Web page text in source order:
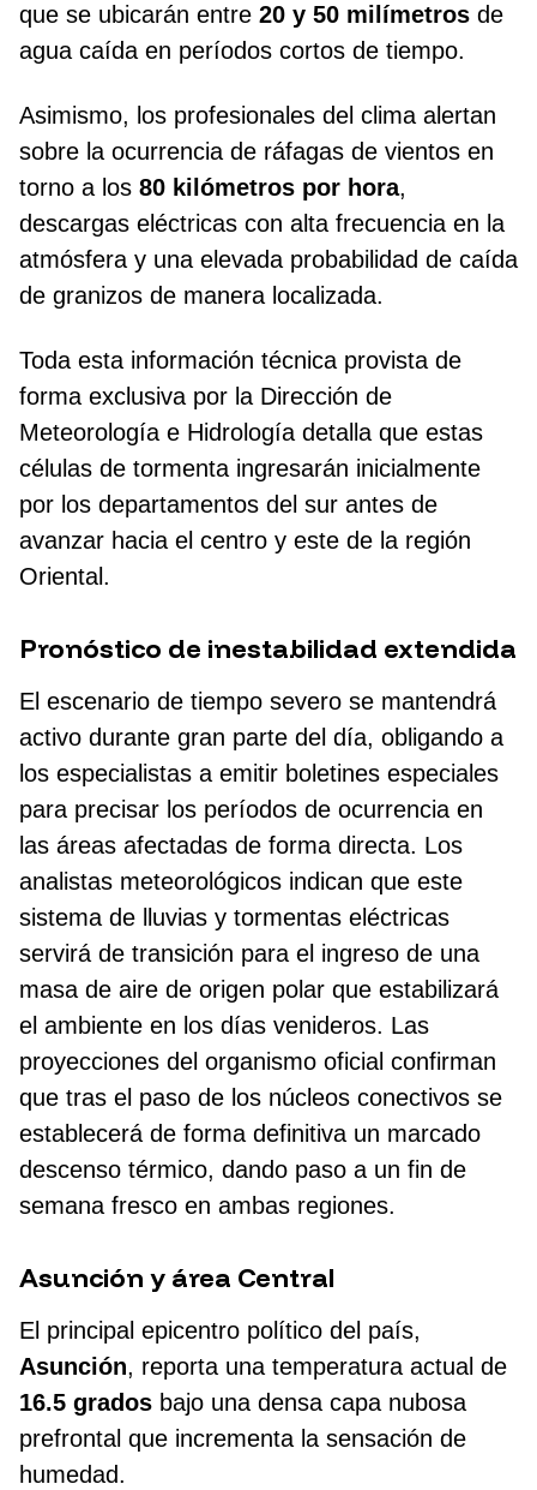
que se ubicarán entre 20 y 50 milímetros de
agua caída en períodos cortos de tiempo.
Asimismo, los profesionales del clima alertan
sobre la ocurrencia de ráfagas de vientos en
torno a los 80 kilómetros por hora,
descargas eléctricas con alta frecuencia en la
atmósfera y una elevada probabilidad de caída
de granizos de manera localizada.
Toda esta información técnica provista de
forma exclusiva por la Dirección de
Meteorología e Hidrología detalla que estas
células de tormenta ingresarán inicialmente
por los departamentos del sur antes de
avanzar hacia el centro y este de la región
Oriental.
Pronóstico de inestabilidad extendida
El escenario de tiempo severo se mantendrá
activo durante gran parte del día, obligando a
los especialistas a emitir boletines especiales
para precisar los períodos de ocurrencia en
las áreas afectadas de forma directa. Los
analistas meteorológicos indican que este
sistema de lluvias y tormentas eléctricas
servirá de transición para el ingreso de una
masa de aire de origen polar que estabilizará
el ambiente en los días venideros. Las
proyecciones del organismo oficial confirman
que tras el paso de los núcleos conectivos se
establecerá de forma definitiva un marcado
descenso térmico, dando paso a un fin de
semana fresco en ambas regiones.
Asunción y área Central
El principal epicentro político del país,
Asunción, reporta una temperatura actual de
16.5 grados bajo una densa capa nubosa
prefrontal que incrementa la sensación de
humedad.